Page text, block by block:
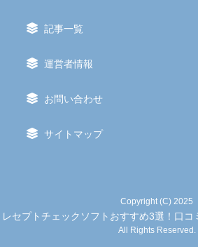
記事一覧
運営者情報
お問い合わせ
サイトマップ
Copyright (C) 2025
レセプトチェックソフトおすすめ3選！口
All Rights Reserved.